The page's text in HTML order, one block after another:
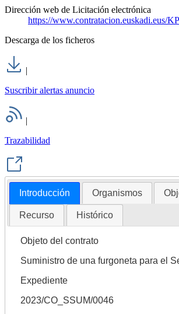
Dirección web de Licitación electrónica
https://www.contratacion.euskadi.eus/
Descarga de los ficheros
|
Suscribir alertas anuncio
|
Trazabilidad
Introducción Organismos
Recurso Histórico
Objeto del contrato
Suministro de una furgoneta para el
Expediente
2023/CO_SSUM/0046